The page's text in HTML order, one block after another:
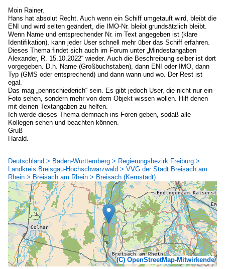
Moin Rainer,
Hans hat absolut Recht. Auch wenn ein Schiff umgetauft wird, bleibt die
ENI und wird selten geändert, die IMO-Nr. bleibt grundsätzlich bleibt.
Wenn Name und entsprechender Nr. im Text angegeben ist (klare
Identifikation), kann jeder User schnell mehr über das Schiff erfahren.
Dieses Thema findet sich auch im Forum unter „Mindestangaben
Alexander, R. 15.10.2022“ wieder. Auch die Beschreibung selber ist dort
vorgegeben. D.h. Name (Großbuchstaben), dann ENI oder IMO, dann
Typ (GMS oder entsprechend) und dann wann und wo. Der Rest ist
egal.
Das mag „pennschiederich“ sein. Es gibt jedoch User, die nicht nur ein
Foto sehen, sondern mehr von dem Objekt wissen wollen. Hilf denen
mit deinen Textangaben zu helfen.
Ich werde dieses Thema demnach ins Foren geben, sodaß alle
Kollegen sehen und beachten können.
Gruß
Harald.
Deutschland > Baden-Württemberg > Regierungsbezirk Freiburg >
Landkreis Breisgau-Hochschwarzwald > VVG der Stadt Breisach am
Rhein > Breisach am Rhein > Breisach (Kernstadt)
(C) OpenStreetMap-Mitwirkende